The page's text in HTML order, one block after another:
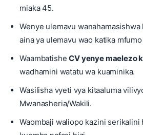
miaka 45.
Wenye ulemavu
aina ya ulemavu wao katika
WaambatisheCV yenye maelezo
wadhamini watatu wa kuaminika.
Wasilisha vyeti vya kitaaluma
Mwanasheria/Wakili.
Waombaji waliopo kazini serikalini